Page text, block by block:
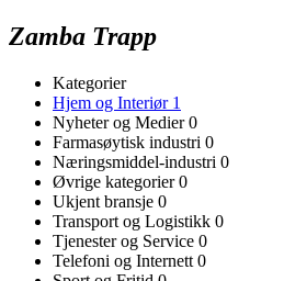
Zamba Trapp
Kategorier
Hjem og Interiør 1
Nyheter og Medier0
Farmasøytisk industri 0
Næringsmiddel-industri 0
Øvrige kategorier0
Ukjent bransje 0
Transport og Logistikk 0
Tjenester og Service 0
Telefoni og Internett 0